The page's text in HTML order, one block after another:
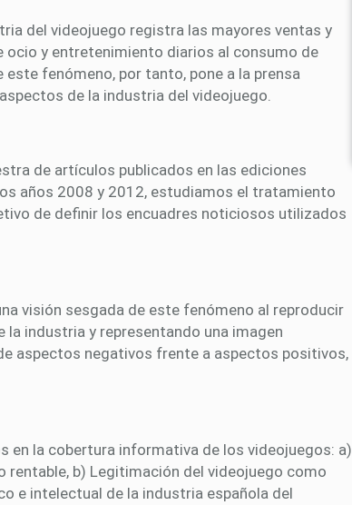
del videojuego registra las mayores ventas y
ocio y entretenimiento diarios al consumo de
fenómeno, por tanto, pone a la prensa
de la industria del videojuego.
de artículos publicados en las ediciones
años 2008 y 2012, estudiamos el tratamiento
de definir los encuadres noticiosos utilizados
visión sesgada de este fenómeno al reproducir
industria y representando una imagen
aspectos negativos frente a aspectos positivos,
en la cobertura informativa de los videojuegos: a)
b) Legitimación del videojuego como
e intelectual de la industria española del